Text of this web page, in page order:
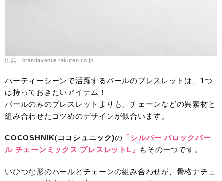
出典：brandavenue.rakuten.co.jp
パーティーシーンで活躍するパールのブレスレットは、1つ
は持っておきたいアイテム！
パールのみのブレスレットよりも、チェーンなどの異素材と
組み合わせたゴツめのデザインが似合います。
COCOSHNIK(ココシュニック)の 「シルバー バロックパー
ル チェーンミックス ブレスレットL」 もその一つです。
いびつな形のパールとチェーンの組み合わせが、骨格ナチュ